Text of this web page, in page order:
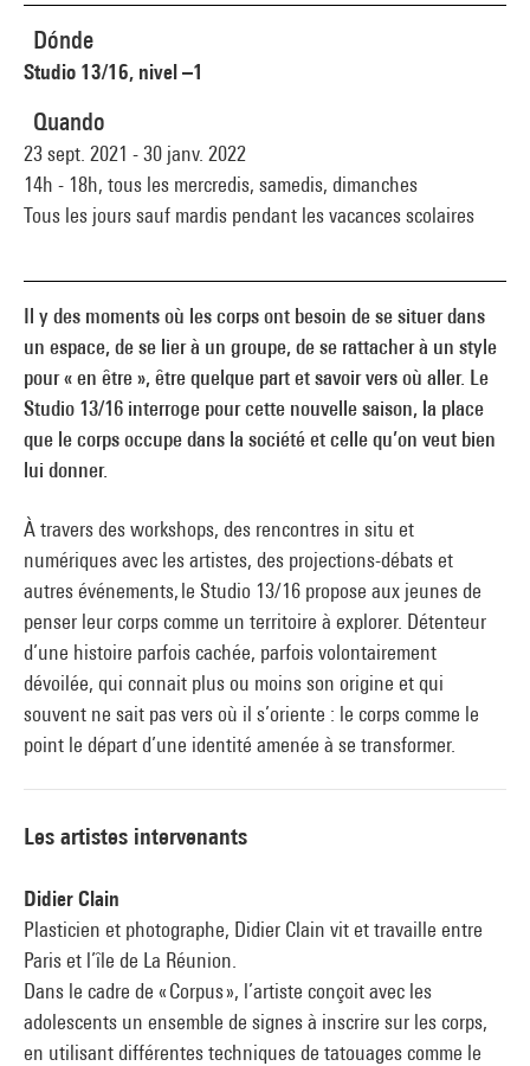
Il y des moments où les corps ont besoin de se situer dans
un espace, de se lier à un groupe, de se rattacher à un style
pour « en être », être quelque part et savoir vers où aller. Le
Studio 13/16 interroge pour cette nouvelle saison, la place
que le corps occupe dans la société et celle qu’on veut bien
lui donner.
À travers des workshops, des rencontres in situ et
numériques avec les artistes, des projections-débats et
autres événements, le Studio 13/16 propose aux jeunes de
penser leur corps comme un territoire à explorer. Détenteur
d’une histoire parfois cachée, parfois volontairement
dévoilée, qui connait plus ou moins son origine et qui
souvent ne sait pas vers où il s’oriente : le corps comme le
point le départ d’une identité amenée à se transformer.
Les artistes intervenants
Didier Clain
Plasticien et photographe, Didier Clain vit et travaille entre
Paris et l’île de La Réunion.
Dans le cadre de « Corpus », l’artiste conçoit avec les
adolescents un ensemble de signes à inscrire sur les corps,
en utilisant différentes techniques de tatouages comme le
Dónde
Studio 13/16, nivel –1
Quando
23 sept. 2021 - 30 janv. 2022
14h - 18h, tous les mercredis, samedis, dimanches
Tous les jours sauf mardis pendant les vacances scolaires